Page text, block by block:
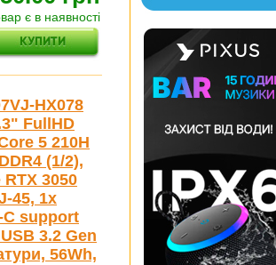
є в наявності
HX078
FullHD
5 210H
(1/2),
3050
45, 1x
C support
3.2 Gen
56Wh,